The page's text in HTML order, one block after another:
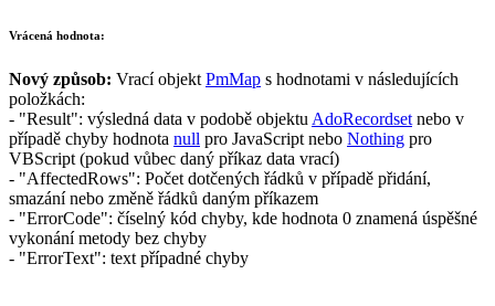
Vrácená hodnota:
Nový způsob: Vrací objekt PmMap s hodnotami v následujících
položkách:
- "Result": výsledná data v podobě objektu AdoRecordset nebo v
případě chyby hodnota null pro JavaScript nebo Nothing pro
VBScript (pokud vůbec daný příkaz data vrací)
- "AffectedRows": Počet dotčených řádků v případě přidání,
smazání nebo změně řádků daným příkazem
- "ErrorCode": číselný kód chyby, kde hodnota 0 znamená úspěšné
vykonání metody bez chyby
- "ErrorText": text případné chyby